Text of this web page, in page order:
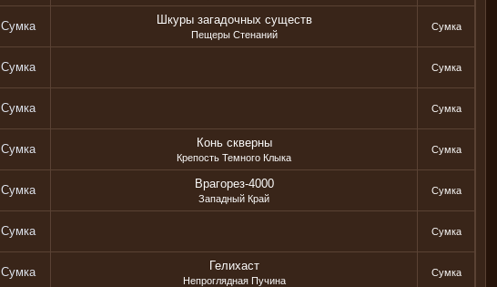
Сумка Шкуры загадочных существ
Пещеры Стенаний
Сумка
Сумка Сумка
Сумка Сумка
Сумка Конь скверны
Крепость Темного Клыка
Сумка
Сумка Врагорез-4000
Западный Край
Сумка
Сумка Сумка
Сумка Гелихаст
Непроглядная Пучина
Сумка